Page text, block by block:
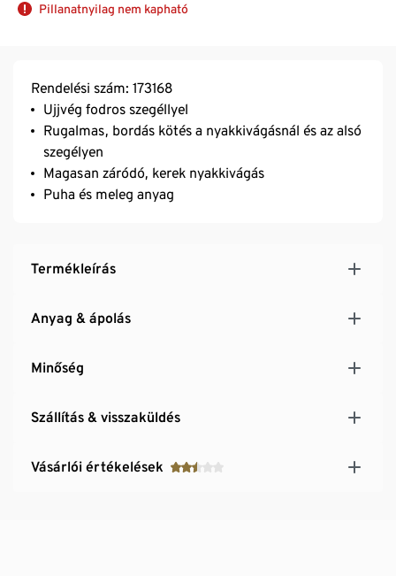
Pillanatnyilag nem kapható
Rendelési szám: 173168
Ujjvég fodros szegéllyel
Rugalmas, bordás kötés a nyakkivágásnál és az alsó
szegélyen
Magasan záródó, kerek nyakkivágás
Puha és meleg anyag
Termékleírás
Anyag & ápolás
Minőség
Szállítás & visszaküldés
Vásárlói értékelések